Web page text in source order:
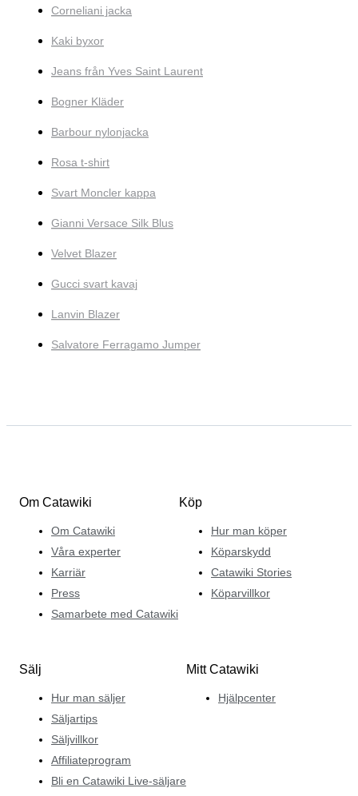
Corneliani jacka
Kaki byxor
Jeans från Yves Saint Laurent
Bogner Kläder
Barbour nylonjacka
Rosa t-shirt
Svart Moncler kappa
Gianni Versace Silk Blus
Velvet Blazer
Gucci svart kavaj
Lanvin Blazer
Salvatore Ferragamo Jumper
Om Catawiki
Om Catawiki
Våra experter
Karriär
Press
Samarbete med Catawiki
Köp
Hur man köper
Köparskydd
Catawiki Stories
Köparvillkor
Sälj
Hur man säljer
Säljartips
Säljvillkor
Affiliateprogram
Bli en Catawiki Live-säljare
Mitt Catawiki
Hjälpcenter